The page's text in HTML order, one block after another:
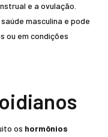
e a ovulação.
masculina e pode
ou em condições
os hormônios